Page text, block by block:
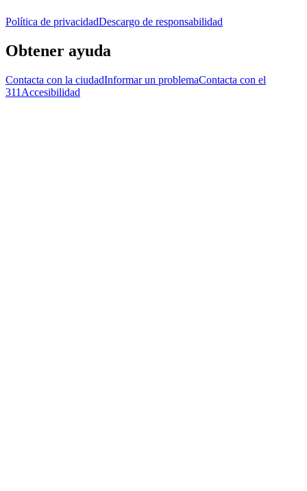
Política de privacidadDescargo de responsabilidad
Obtener ayuda
Contacta con la ciudadInformar un problemaContacta con el
311 Accesibilidad